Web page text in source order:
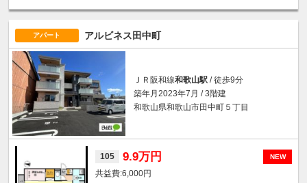
アパート アルビネス田中町
ＪＲ阪和線和歌山駅 / 徒歩9分
築年月2023年7月 / 3階建
和歌山県和歌山市田中町５丁目
NEW
105 9.9万円
6,000円